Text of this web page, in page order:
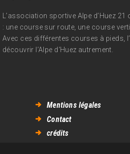
L’association sportive Alpe d’Huez
: une course sur route, une course
Avec ces différentes courses à pieds,
découvrir l’Alpe d‘Huez autrement.
Mentions légales
Contact
crédits